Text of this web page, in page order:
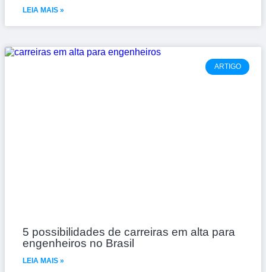
LEIA MAIS »
ARTIGO
5 possibilidades de carreiras em alta para
engenheiros no Brasil
LEIA MAIS »